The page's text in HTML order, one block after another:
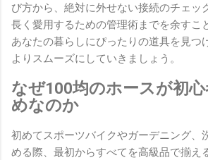
び方から、絶対に外せない接続のチェッ
長く愛用するための管理術までを余すこ
あなたの暮らしにぴったりの道具を見つ
よりスムーズにしていきましょう。
なぜ100均のホースが初
めなのか
初めてスポーツバイクやガーデニング、
める際、最初からすべてを高級品で揃え